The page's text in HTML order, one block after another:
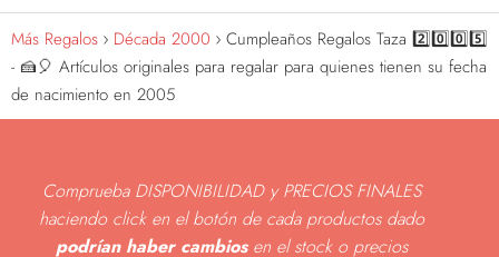
Más Regalos Década 2000
Cumpleaños Regalos Taza 2️⃣0️⃣0️⃣5️⃣
- 🍰🎈 Artículos originales para regalar para quienes tienen su fecha
de nacimiento en 2005
Comprueba DISPONIBILIDAD y PRECIOS FINALES
haciendo click en el botón de cada productos dado
podrían haber cambiosen el stock o precios